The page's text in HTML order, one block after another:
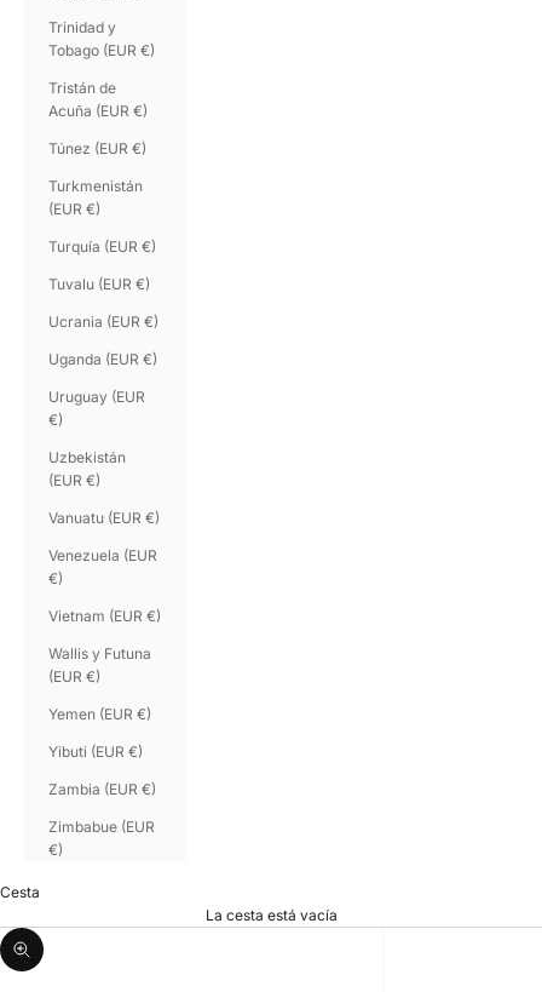
Trinidad y
Tobago (EUR €)
Tristán de
Acuña (EUR €)
Túnez (EUR €)
Turkmenistán
(EUR €)
Turquía (EUR €)
Tuvalu (EUR €)
Ucrania (EUR €)
Uganda (EUR €)
Uruguay (EUR
€)
Uzbekistán
(EUR €)
Vanuatu (EUR €)
Venezuela (EUR
€)
Vietnam (EUR €)
Wallis y Futuna
(EUR €)
Yemen (EUR €)
Yibuti (EUR €)
Zambia (EUR €)
Zimbabue (EUR
€)
Cesta
La cesta está vacía
Zoom